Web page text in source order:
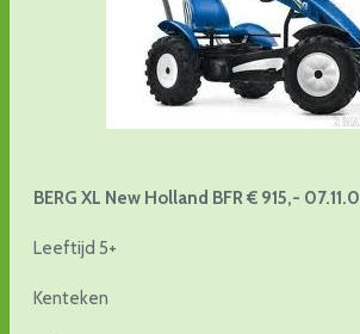
BERG XL New Holland BFR € 915,-
Leeftijd 5+
Kenteken